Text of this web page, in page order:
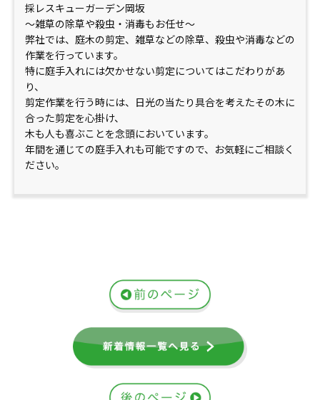
採レスキューガーデン岡坂
～雑草の除草や殺虫・消毒もお任せ～
弊社では、庭木の剪定、雑草などの除草、殺虫や消毒などの
作業を行っています。
特に庭手入れには欠かせない剪定についてはこだわりがあ
り、
剪定作業を行う時には、日光の当たり具合を考えたその木に
合った剪定を心掛け、
木も人も喜ぶことを念頭においています。
年間を通じての庭手入れも可能ですので、お気軽にご相談く
ださい。